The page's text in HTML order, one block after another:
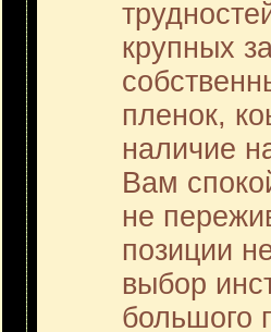
крупных
пленок,
наличие
Вам
не
позиции
выбор
большого